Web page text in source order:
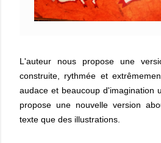
L'auteur nous propose une
construite, rythmée et
audace et beaucoup d'imagination
propose une nouvelle version
texte que des illustrations.